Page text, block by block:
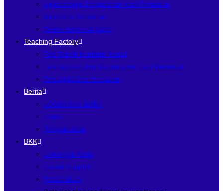
Agriteknologi Pengolahan Hasil Pertanian
Agribisnis Perikanan
Teknik Kontruksi Kapal
Teaching Factory
Tefa Teknik Kontruksi Kapal
Tefa Agriteknologi Pengolahan Hasil Pertanian
Tefa Agribisnis Perikanan
Berita
LOWONGAN GURU
Galeri
Pengumuman
BKK
Lowongan Kerja
Career Support
Tracer Study